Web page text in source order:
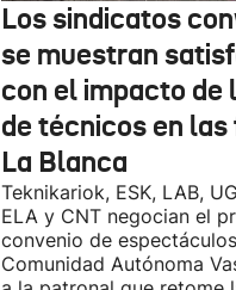
Los sindicatos
se muestran
con el impacto de
de técnicos en
La Blanca
Teknikariok, ESK, LAB,
ELA y CNT negocian el
convenio de
Comunidad Autónoma